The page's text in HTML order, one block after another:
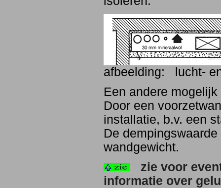
afbeelding: lucht-
Een andere
Door een
installatie, b.v. een
De
wandgewicht.
zie voor
informatie over